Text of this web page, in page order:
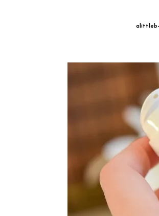
alittleb-